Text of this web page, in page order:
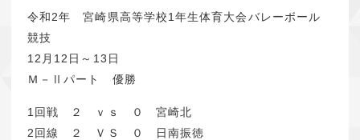
令和2年 宮崎県高等学校1年生体育大会バレーボール
競技
12月12日～13日
Ｍ－Ⅱパート 優勝
1回戦 ２ ｖｓ ０ 宮崎北
2回線 ２ ＶＳ ０ 日南振徳